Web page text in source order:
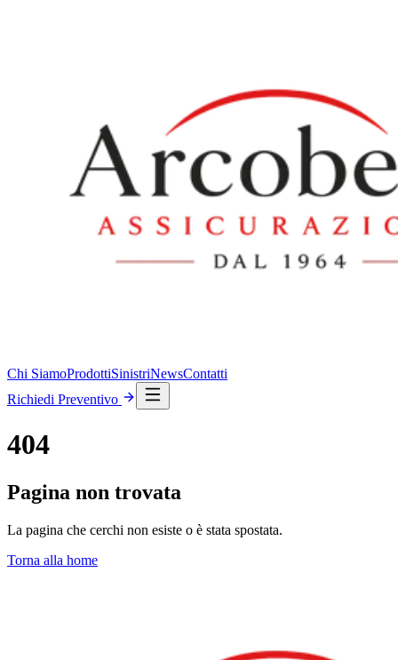
Chi SiamoProdottiSinistriNewsContatti
Richiedi Preventivo
404
Pagina non trovata
La pagina che cerchi non esiste o è stata spostata.
Torna alla home